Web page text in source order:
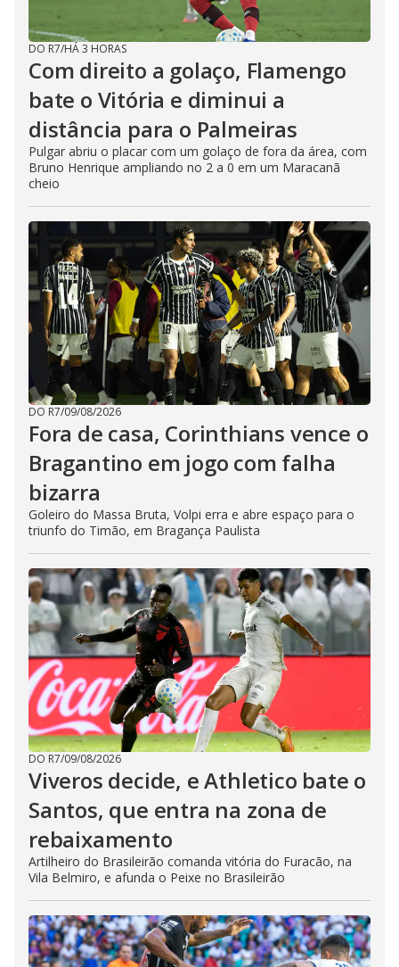
DO R7/HÁ 3 HORAS
Com direito a golaço, Flamengo
bate o Vitória e diminui a
distância para o Palmeiras
Pulgar abriu o placar com um golaço de fora da área, com
Bruno Henrique ampliando no 2 a 0 em um Maracanã
cheio
DO R7/09/08/2026
Fora de casa, Corinthians vence o
Bragantino em jogo com falha
bizarra
Goleiro do Massa Bruta, Volpi erra e abre espaço para o
triunfo do Timão, em Bragança Paulista
DO R7/09/08/2026
Viveros decide, e Athletico bate o
Santos, que entra na zona de
rebaixamento
Artilheiro do Brasileirão comanda vitória do Furacão, na
Vila Belmiro, e afunda o Peixe no Brasileirão